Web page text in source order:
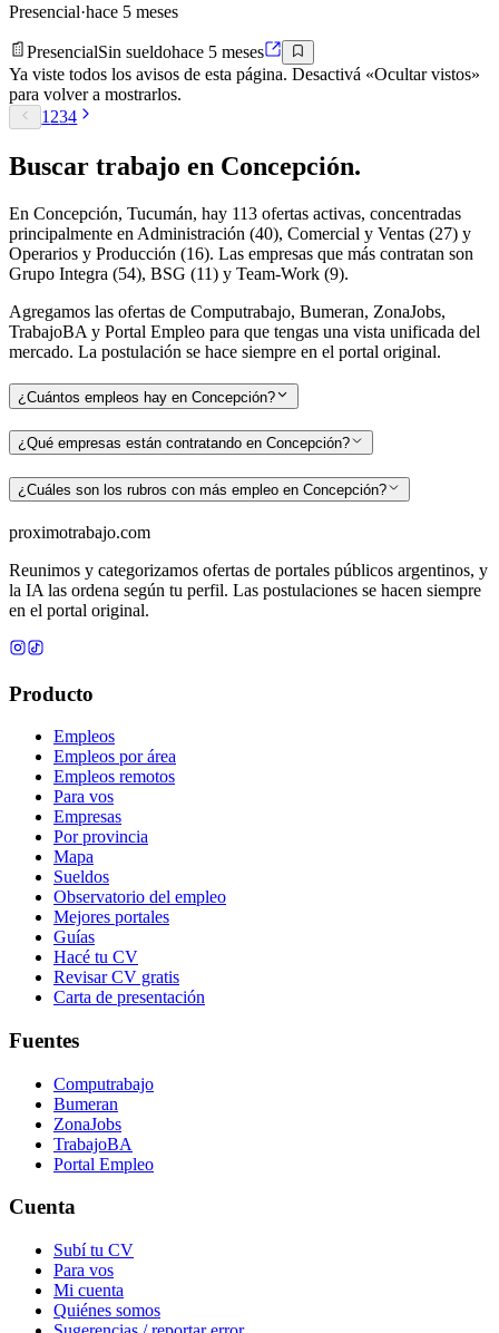
Presencial·hace 5 meses
PresencialSin sueldohace 5 meses
Ya viste todos los avisos de esta página. Desactivá «Ocultar vistos»
para volver a mostrarlos.
1 234
Buscar trabajo en Concepción.
En Concepción, Tucumán, hay 113 ofertas activas, concentradas
principalmente en Administración (40), Comercial y Ventas (27) y
Operarios y Producción (16). Las empresas que más contratan son
Grupo Integra (54), BSG (11) y Team-Work (9).
Agregamos las ofertas de Computrabajo, Bumeran, ZonaJobs,
TrabajoBA y Portal Empleo para que tengas una vista unificada del
mercado. La postulación se hace siempre en el portal original.
¿Cuántos empleos hay en Concepción?
¿Qué empresas están contratando en Concepción?
¿Cuáles son los rubros con más empleo en Concepción?
proximotrabajo.com
Reunimos y categorizamos ofertas de portales públicos argentinos, y
la IA las ordena según tu perfil. Las postulaciones se hacen siempre
en el portal original.
Producto
Empleos
Empleos por área
Empleos remotos
Para vos
Empresas
Por provincia
Mapa
Sueldos
Observatorio del empleo
Mejores portales
Guías
Hacé tu CV
Revisar CV gratis
Carta de presentación
Fuentes
Computrabajo
Bumeran
ZonaJobs
TrabajoBA
Portal Empleo
Cuenta
Subí tu CV
Para vos
Mi cuenta
Quiénes somos